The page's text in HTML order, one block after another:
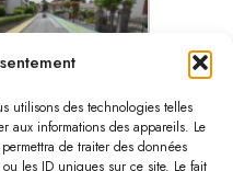
utilisons des technologies telles
aux informations des appareils. Le
de traiter des données
les ID uniques sur ce site. Le fait